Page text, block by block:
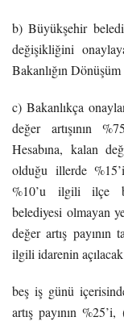
b) Büyükşehir
değişikliğini
Bakanlığın
c) Bakanlıkça
değer artışının
Hesabına, kalan
olduğu illerde
%10’u ilgili ilçe
belediyesi olmayan
değer artış payının
ilgili idarenin
beş iş günü
artış payının